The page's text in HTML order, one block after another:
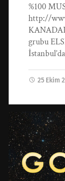
%100
http://
grubu
25 Ekim